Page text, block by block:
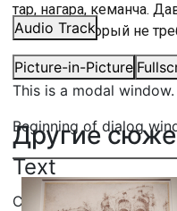
Audio Track
Picture-in-Picture
This is a modal window.
Beginning of dialog
Text
Color
тар, нагара, кеманча.
музыки, который не
Другие